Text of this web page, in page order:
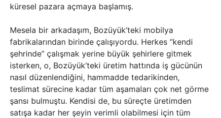
küresel pazara açmaya başlamış.
Mesela bir arkadaşım, Bozüyük’teki mobilya
fabrikalarından birinde çalışıyordu. Herkes “kendi
şehrinde” çalışmak yerine büyük şehirlere gitmek
isterken, o, Bozüyük’teki üretim hattında iş gücünün
nasıl düzenlendiğini, hammadde tedarikinden,
teslimat sürecine kadar tüm aşamaları çok net görme
şansı bulmuştu. Kendisi de, bu süreçte üretimden
satışa kadar her şeyin verimli olabilmesi için tüm